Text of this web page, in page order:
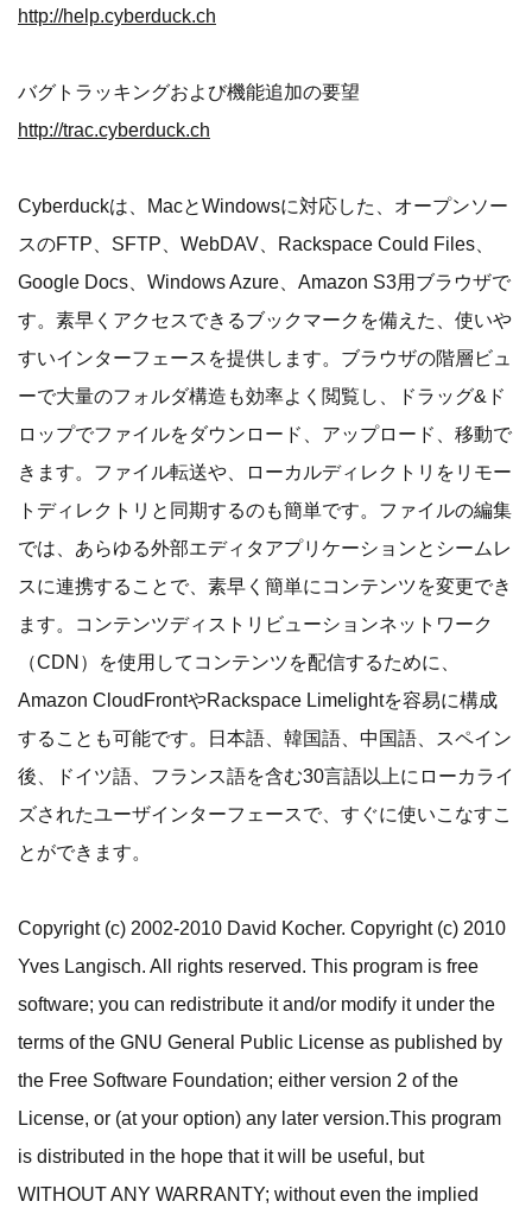
http://help.cyberduck.ch
バグトラッキングおよび機能追加の要望
http://trac.cyberduck.ch
Cyberduckは、MacとWindowsに対応した、オープンソー
スのFTP、SFTP、WebDAV、Rackspace Could Files、
Google Docs、Windows Azure、Amazon S3用ブラウザで
す。素早くアクセスできるブックマークを備えた、使いや
すいインターフェースを提供します。ブラウザの階層ビュ
ーで大量のフォルダ構造も効率よく閲覧し、ドラッグ&ド
ロップでファイルをダウンロード、アップロード、移動で
きます。ファイル転送や、ローカルディレクトリをリモー
トディレクトリと同期するのも簡単です。ファイルの編集
では、あらゆる外部エディタアプリケーションとシームレ
スに連携することで、素早く簡単にコンテンツを変更でき
ます。コンテンツディストリビューションネットワーク
（CDN）を使用してコンテンツを配信するために、
Amazon CloudFrontやRackspace Limelightを容易に構成
することも可能です。日本語、韓国語、中国語、スペイン
後、ドイツ語、フランス語を含む30言語以上にローカライ
ズされたユーザインターフェースで、すぐに使いこなすこ
とができます。
Copyright (c) 2002-2010 David Kocher. Copyright (c) 2010
Yves Langisch. All rights reserved. This program is free
software; you can redistribute it and/or modify it under the
terms of the GNU General Public License as published by
the Free Software Foundation; either version 2 of the
License, or (at your option) any later version.This program
is distributed in the hope that it will be useful, but
WITHOUT ANY WARRANTY; without even the implied